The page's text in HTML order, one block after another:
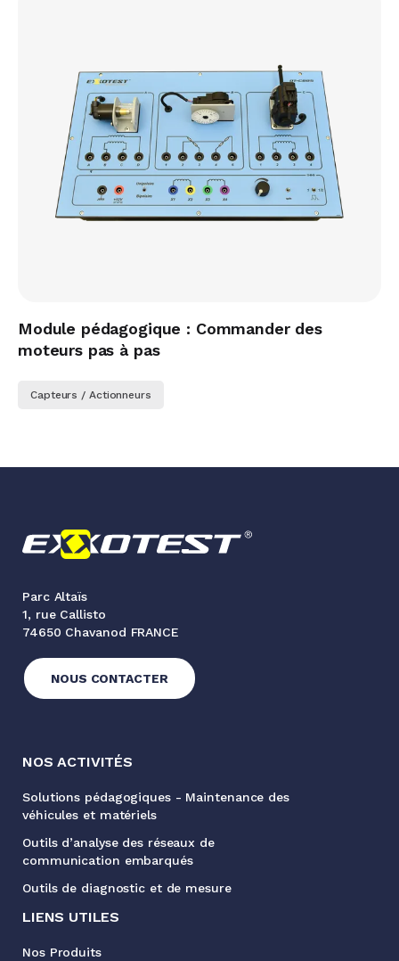
Module pédagogique : Commander des
moteurs pas à pas
Capteurs / Actionneurs
Parc Altaïs
1, rue Callisto
74650 Chavanod FRANCE
NOUS CONTACTER
NOS ACTIVITÉS
Solutions pédagogiques - Maintenance des
véhicules et matériels
Outils d’analyse des réseaux de
communication embarqués
Outils de diagnostic et de mesure
LIENS UTILES
Nos Produits